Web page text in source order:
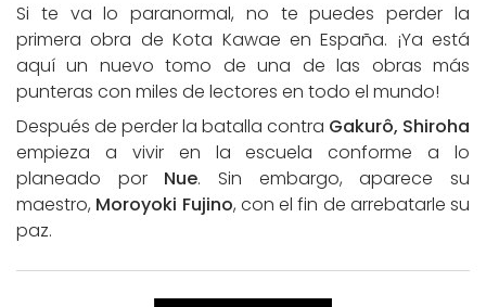
Si te va lo paranormal, no te puedes perder la
primera obra de Kota Kawae en España. ¡Ya está
aquí un nuevo tomo de una de las obras más
punteras con miles de lectores en todo el mundo!
Después de perder la batalla contra Gakurô, Shiroha
empieza a vivir en la escuela conforme a lo
planeado por Nue. Sin embargo, aparece su
maestro, Moroyoki Fujino, con el fin de arrebatarle su
paz.